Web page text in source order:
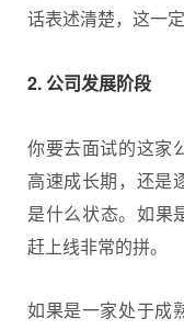
话表述清楚，这一
2. 公司发展阶段
你要去面试的这家
高速成长期，还是
是什么状态。如果
赶上线非常的拼。
如果是一家处于成